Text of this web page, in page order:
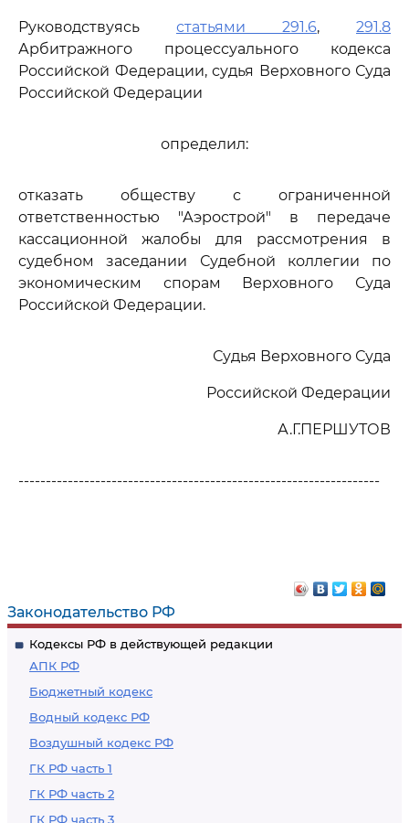
Законодательство РФ
Кодексы РФ в действующей редакции
АПК РФ
Бюджетный кодекс
Водный кодекс РФ
Воздушный кодекс РФ
ГК РФ часть 1
ГК РФ часть 2
ГК РФ часть 3
Руководствуясь статьями 291.6, 291.8
Арбитражного процессуального кодекса
Российской Федерации, судья Верховного Суда
Российской Федерации
определил:
отказать обществу с ограниченной
ответственностью "Аэрострой" в передаче
кассационной жалобы для рассмотрения в
судебном заседании Судебной коллегии по
экономическим спорам Верховного Суда
Российской Федерации.
Судья Верховного Суда
Российской Федерации
А.Г.ПЕРШУТОВ
------------------------------------------------------------------